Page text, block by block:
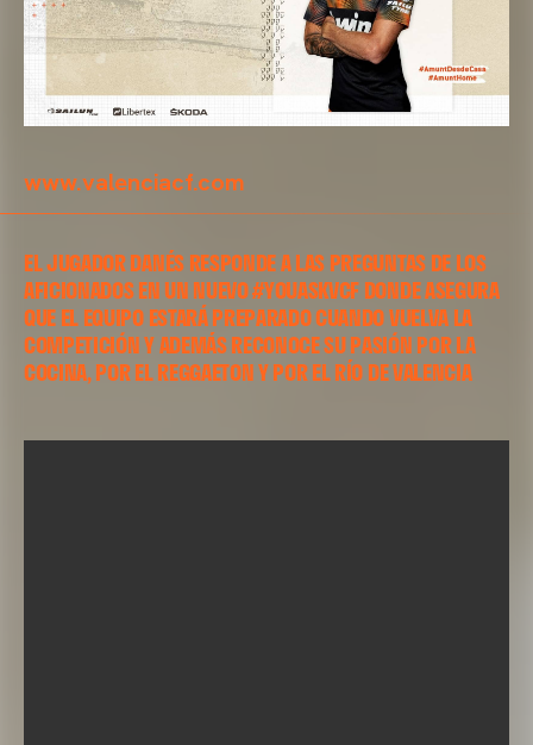
www.valenciacf.com
EL JUGADOR DANÉS RESPONDE A LAS PREGUNTAS DE LOS
AFICIONADOS EN UN NUEVO #YOUASKVCF DONDE ASEGURA
QUE EL EQUIPO ESTARÁ PREPARADO CUANDO VUELVA LA
COMPETICIÓN Y ADEMÁS RECONOCE SU PASIÓN POR LA
COCINA, POR EL REGGAETON Y POR EL RÍO DE VALENCIA